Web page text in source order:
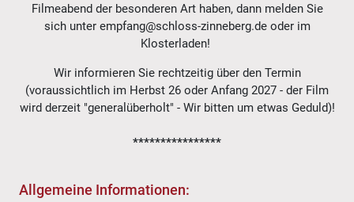
Filmeabend der besonderen Art haben, dann melden Sie
sich unter empfang@schloss-zinneberg.de oder im
Klosterladen!
Wir informieren Sie rechtzeitig über den Termin
(voraussichtlich im Herbst 26 oder Anfang 2027 - der Film
wird derzeit "generalüberholt" - Wir bitten um etwas Geduld)!
****************
Allgemeine Informationen: